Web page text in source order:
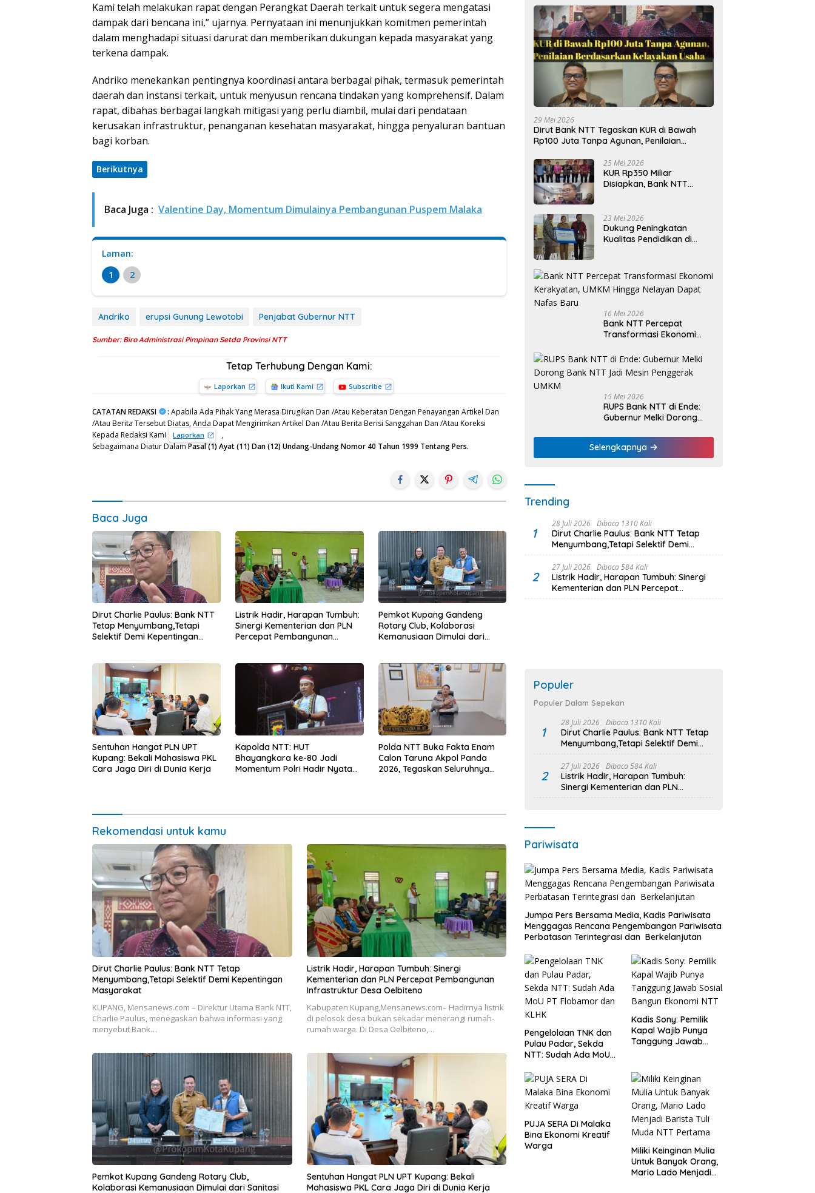
Kami telah melakukan rapat dengan Perangkat Daerah terkait untuk segera mengatasi
dampak dari bencana ini,” ujarnya. Pernyataan ini menunjukkan komitmen pemerintah
dalam menghadapi situasi darurat dan memberikan dukungan kepada masyarakat yang
terkena dampak.
Andriko menekankan pentingnya koordinasi antara berbagai pihak, termasuk pemerintah
daerah dan instansi terkait, untuk menyusun rencana tindakan yang komprehensif. Dalam
rapat, dibahas berbagai langkah mitigasi yang perlu diambil, mulai dari pendataan
kerusakan infrastruktur, penanganan kesehatan masyarakat, hingga penyaluran bantuan
bagi korban.
Berikutnya
Baca Juga : Valentine Day, Momentum Dimulainya Pembangunan Puspem Malaka
Laman:
1
2
Andriko erupsi Gunung Lewotobi Penjabat Gubernur NTT
Sumber: Biro Administrasi Pimpinan Setda Provinsi NTT
Tetap Terhubung Dengan Kami:
Laporkan Ikuti Kami Subscribe
CATATAN REDAKSI : Apabila Ada Pihak Yang Merasa Dirugikan Dan /Atau Keberatan Dengan Penayangan Artikel Dan
/Atau Berita Tersebut Diatas, Anda Dapat Mengirimkan Artikel Dan /Atau Berita Berisi Sanggahan Dan /Atau Koreksi
Kepada Redaksi Kami
Laporkan
,
Sebagaimana Diatur DalamPasal (1) Ayat (11) Dan (12) Undang-Undang Nomor 40 Tahun 1999 Tentang Pers.
Baca Juga
Dirut Charlie Paulus: Bank NTT
Tetap Menyumbang,Tetapi
Selektif Demi Kepentingan
Listrik Hadir, Harapan Tumbuh:
Sinergi Kementerian dan PLN
Percepat Pembangunan
Pemkot Kupang Gandeng
Rotary Club, Kolaborasi
Kemanusiaan Dimulai dari
Sentuhan Hangat PLN UPT
Kupang: Bekali Mahasiswa PKL
Cara Jaga Diri di Dunia Kerja
Kapolda NTT: HUT
Bhayangkara ke-80 Jadi
Momentum Polri Hadir Nyata
Polda NTT Buka Fakta Enam
Calon Taruna Akpol Panda
2026, Tegaskan Seluruhnya
Rekomendasi untuk kamu
Dirut Charlie Paulus: Bank NTT Tetap
Menyumbang,Tetapi Selektif Demi Kepentingan
Masyarakat
KUPANG, Mensanews.com – Direktur Utama Bank NTT,
Charlie Paulus, menegaskan bahwa informasi yang
menyebut Bank…
Listrik Hadir, Harapan Tumbuh: Sinergi
Kementerian dan PLN Percepat Pembangunan
Infrastruktur Desa Oelbiteno
Kabupaten Kupang,Mensanews.com– Hadirnya listrik
di pelosok desa bukan sekadar menerangi rumah-
rumah warga. Di Desa Oelbiteno,…
Pemkot Kupang Gandeng Rotary Club,
Kolaborasi Kemanusiaan Dimulai dari Sanitasi
Sentuhan Hangat PLN UPT Kupang: Bekali
Mahasiswa PKL Cara Jaga Diri di Dunia Kerja
29 Mei 2026
Dirut Bank NTT Tegaskan KUR di Bawah
Rp100 Juta Tanpa Agunan, Penilaian
25 Mei 2026
KUR Rp350 Miliar
Disiapkan, Bank NTT
23 Mei 2026
Dukung Peningkatan
Kualitas Pendidikan di
Mahasiswa Universitas
Katolik Weetebula
16 Mei 2026
Bank NTT Percepat
Transformasi Ekonomi
Nelayan Dapat Nafas
Baru
15 Mei 2026
RUPS Bank NTT di Ende:
Gubernur Melki Dorong
Penggerak UMKM
Selengkapnya
Trending
1
28 Juli 2026 Dibaca 1310 Kali
Dirut Charlie Paulus: Bank NTT Tetap
Menyumbang,Tetapi Selektif Demi
Kepentingan Masyarakat
2
27 Juli 2026 Dibaca 584 Kali
Listrik Hadir, Harapan Tumbuh: Sinergi
Kementerian dan PLN Percepat
Pembangunan Infrastruktur Desa
Populer
Populer Dalam Sepekan
1
28 Juli 2026 Dibaca 1310 Kali
Dirut Charlie Paulus: Bank NTT Tetap
Menyumbang,Tetapi Selektif Demi
Kepentingan Masyarakat
2
27 Juli 2026 Dibaca 584 Kali
Listrik Hadir, Harapan Tumbuh:
Sinergi Kementerian dan PLN
Percepat Pembangunan Infrastruktur
Pariwisata
Jumpa Pers Bersama Media, Kadis Pariwisata
Menggagas Rencana Pengembangan Pariwisata
Perbatasan Terintegrasi dan Berkelanjutan
Pengelolaan TNK dan
Pulau Padar, Sekda
NTT: Sudah Ada MoU
KLHK
Kadis Sony: Pemilik
Kapal Wajib Punya
Tanggung Jawab
PUJA SERA Di Malaka
Bina Ekonomi Kreatif
Warga
Miliki Keinginan Mulia
Untuk Banyak Orang,
Mario Lado Menjadi